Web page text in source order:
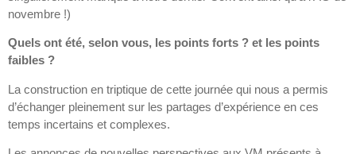
novembre !)
Quels ont été, selon vous, les points forts ? et les points
faibles ?
La construction en triptique de cette journée qui nous a permis
d’échanger pleinement sur les partages d’expérience en ces
temps incertains et complexes.